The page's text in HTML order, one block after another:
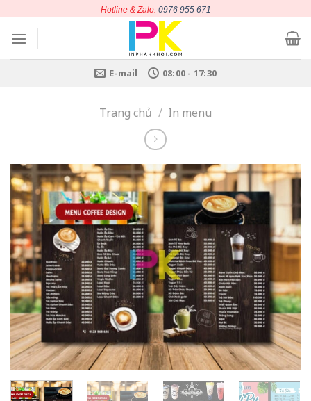
nội
dung
Hotline & Zalo: 0976 955 671
E-mail 08:00 - 17:30
Trang chủ / In menu